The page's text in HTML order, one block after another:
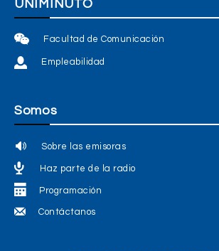
UNIMINUTO
Facultad de Comunicación
Empleabilidad
Somos
Sobre las emisoras
Haz parte de la radio
Programación
Contáctanos